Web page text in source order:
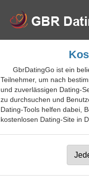
GbrDatingGo ist ein
Teilnehmer, um nach
und zuverlässigen Dating-
zu durchsuchen und
Dating-Tools helfen dabei,
kostenlosen Dating-Site in